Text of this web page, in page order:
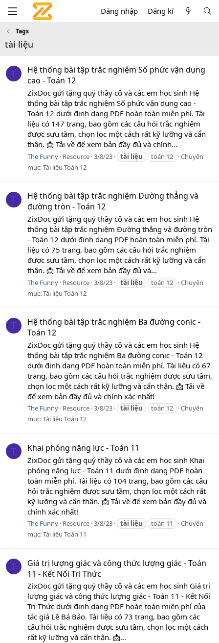
Đăng nhập Đăng kí
Tags
tài liệu
T
Hệ thống bài tập trắc nghiệm Số phức vận dụng
cao - Toán 12
ZixDoc gửi tặng quý thầy cô và các em học sinh Hệ
thống bài tập trắc nghiệm Số phức vận dụng cao -
Toán 12 dưới định dạng PDF hoàn toàn miễn phí. Tài
liệu có 147 trang, bao gồm các câu hỏi trắc nghiệm
được sưu tầm, chọn lọc một cách rất kỹ lưỡng và cẩn
thận. 📩 Tải về để xem bản đầy đủ và chính...
The Funny Resource 3/8/23 tài liệu toán 12
Chuyên
mục:Tài liệu Toán 12
T
Hệ thống bài tập trắc nghiệm Đường thẳng và
đường tròn - Toán 12
ZixDoc gửi tặng quý thầy cô và các em học sinh Hệ
thống bài tập trắc nghiệm Đường thẳng và đường tròn
- Toán 12 dưới định dạng PDF hoàn toàn miễn phí. Tài
liệu có 75 trang, bao gồm các câu hỏi trắc nghiệm
được sưu tầm, chọn lọc một cách rất kỹ lưỡng và cẩn
thận. 📩 Tải về để xem bản đầy đủ và...
The Funny Resource 3/8/23 tài liệu toán 12
Chuyên
mục:Tài liệu Toán 12
T
Hệ thống bài tập trắc nghiệm Ba đường conic -
Toán 12
ZixDoc gửi tặng quý thầy cô và các em học sinh Hệ
thống bài tập trắc nghiệm Ba đường conic - Toán 12
dưới định dạng PDF hoàn toàn miễn phí. Tài liệu có 67
trang, bao gồm các câu hỏi trắc nghiệm được sưu tầm,
chọn lọc một cách rất kỹ lưỡng và cẩn thận. 📩 Tải về
để xem bản đầy đủ và chính xác nhất!
The Funny Resource 3/8/23 tài liệu toán 12
Chuyên
mục:Tài liệu Toán 12
T Khai phóng năng lực - Toán 11
ZixDoc gửi tặng quý thầy cô và các em học sinh Khai
phóng năng lực - Toán 11 dưới định dạng PDF hoàn
toàn miễn phí. Tài liệu có 104 trang, bao gồm các câu
hỏi trắc nghiệm được sưu tầm, chọn lọc một cách rất
kỹ lưỡng và cẩn thận. 📩 Tải về để xem bản đầy đủ và
chính xác nhất!
The Funny Resource 3/8/23 tài liệu toán 11
Chuyên
mục:Tài liệu Toán 11
T
Giá trị lượng giác và công thức lượng giác - Toán
11 - Kết Nối Tri Thức
ZixDoc gửi tặng quý thầy cô và các em học sinh Giá trị
lượng giác và công thức lượng giác - Toán 11 - Kết Nối
Tri Thức dưới định dạng PDF hoàn toàn miễn phí của
tác giả Lê Bá Bảo. Tài liệu có 73 trang, bao gồm các
câu hỏi trắc nghiệm được sưu tầm, chọn lọc một cách
rất kỹ lưỡng và cẩn thận. 📩...